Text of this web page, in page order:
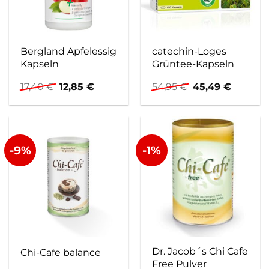
Bergland Apfelessig
Kapseln
17,40€ Ursprünglicher
Preis
war:
12,85€Aktueller
ist:
catechin-Loges
Grüntee-Kapseln
54,95€ Ursprünglicher
Preis
war:
45,49€
ist:
-9%
Chi-Cafe balance
-1%
Dr. Jacob´s Chi Cafe
Free Pulver